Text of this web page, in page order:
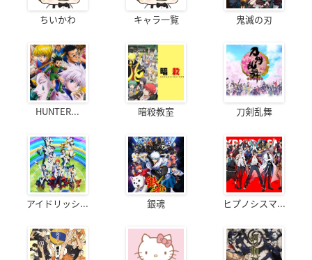
ちいかわ キャラ一覧 鬼滅の刃
HUNTER... 暗殺教室 刀剣乱舞
アイドリッシ... 銀魂 ヒプノシスマ...